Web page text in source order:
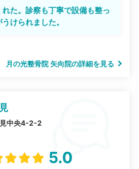
た。診察も丁寧で設備も整っ
けられました。
月の光整骨院 矢向院の詳細を見る
見中央4-2-2
5.0